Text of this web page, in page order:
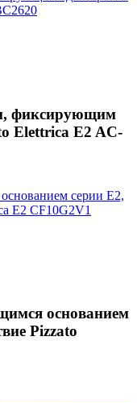
фиксирующим
Elettrica E2 AC-
основанием
Pizzato